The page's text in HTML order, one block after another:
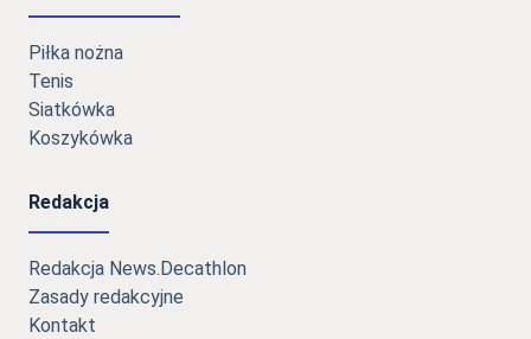
Piłka nożna
Tenis
Siatkówka
Koszykówka
Redakcja
Redakcja News.Decathlon
Zasady redakcyjne
Kontakt